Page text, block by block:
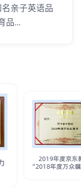
亲子英语品
品...